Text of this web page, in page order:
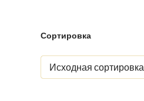
Сортировка
Исходная сортировка